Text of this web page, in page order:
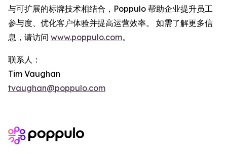
与可扩展的标牌技术相结合，Poppulo 帮助企业提升员工
参与度、优化客户体验并提高运营效率。 如需了解更多信
息，请访问 www.poppulo.com。
联系人：
Tim Vaughan
tvaughan@poppulo.com